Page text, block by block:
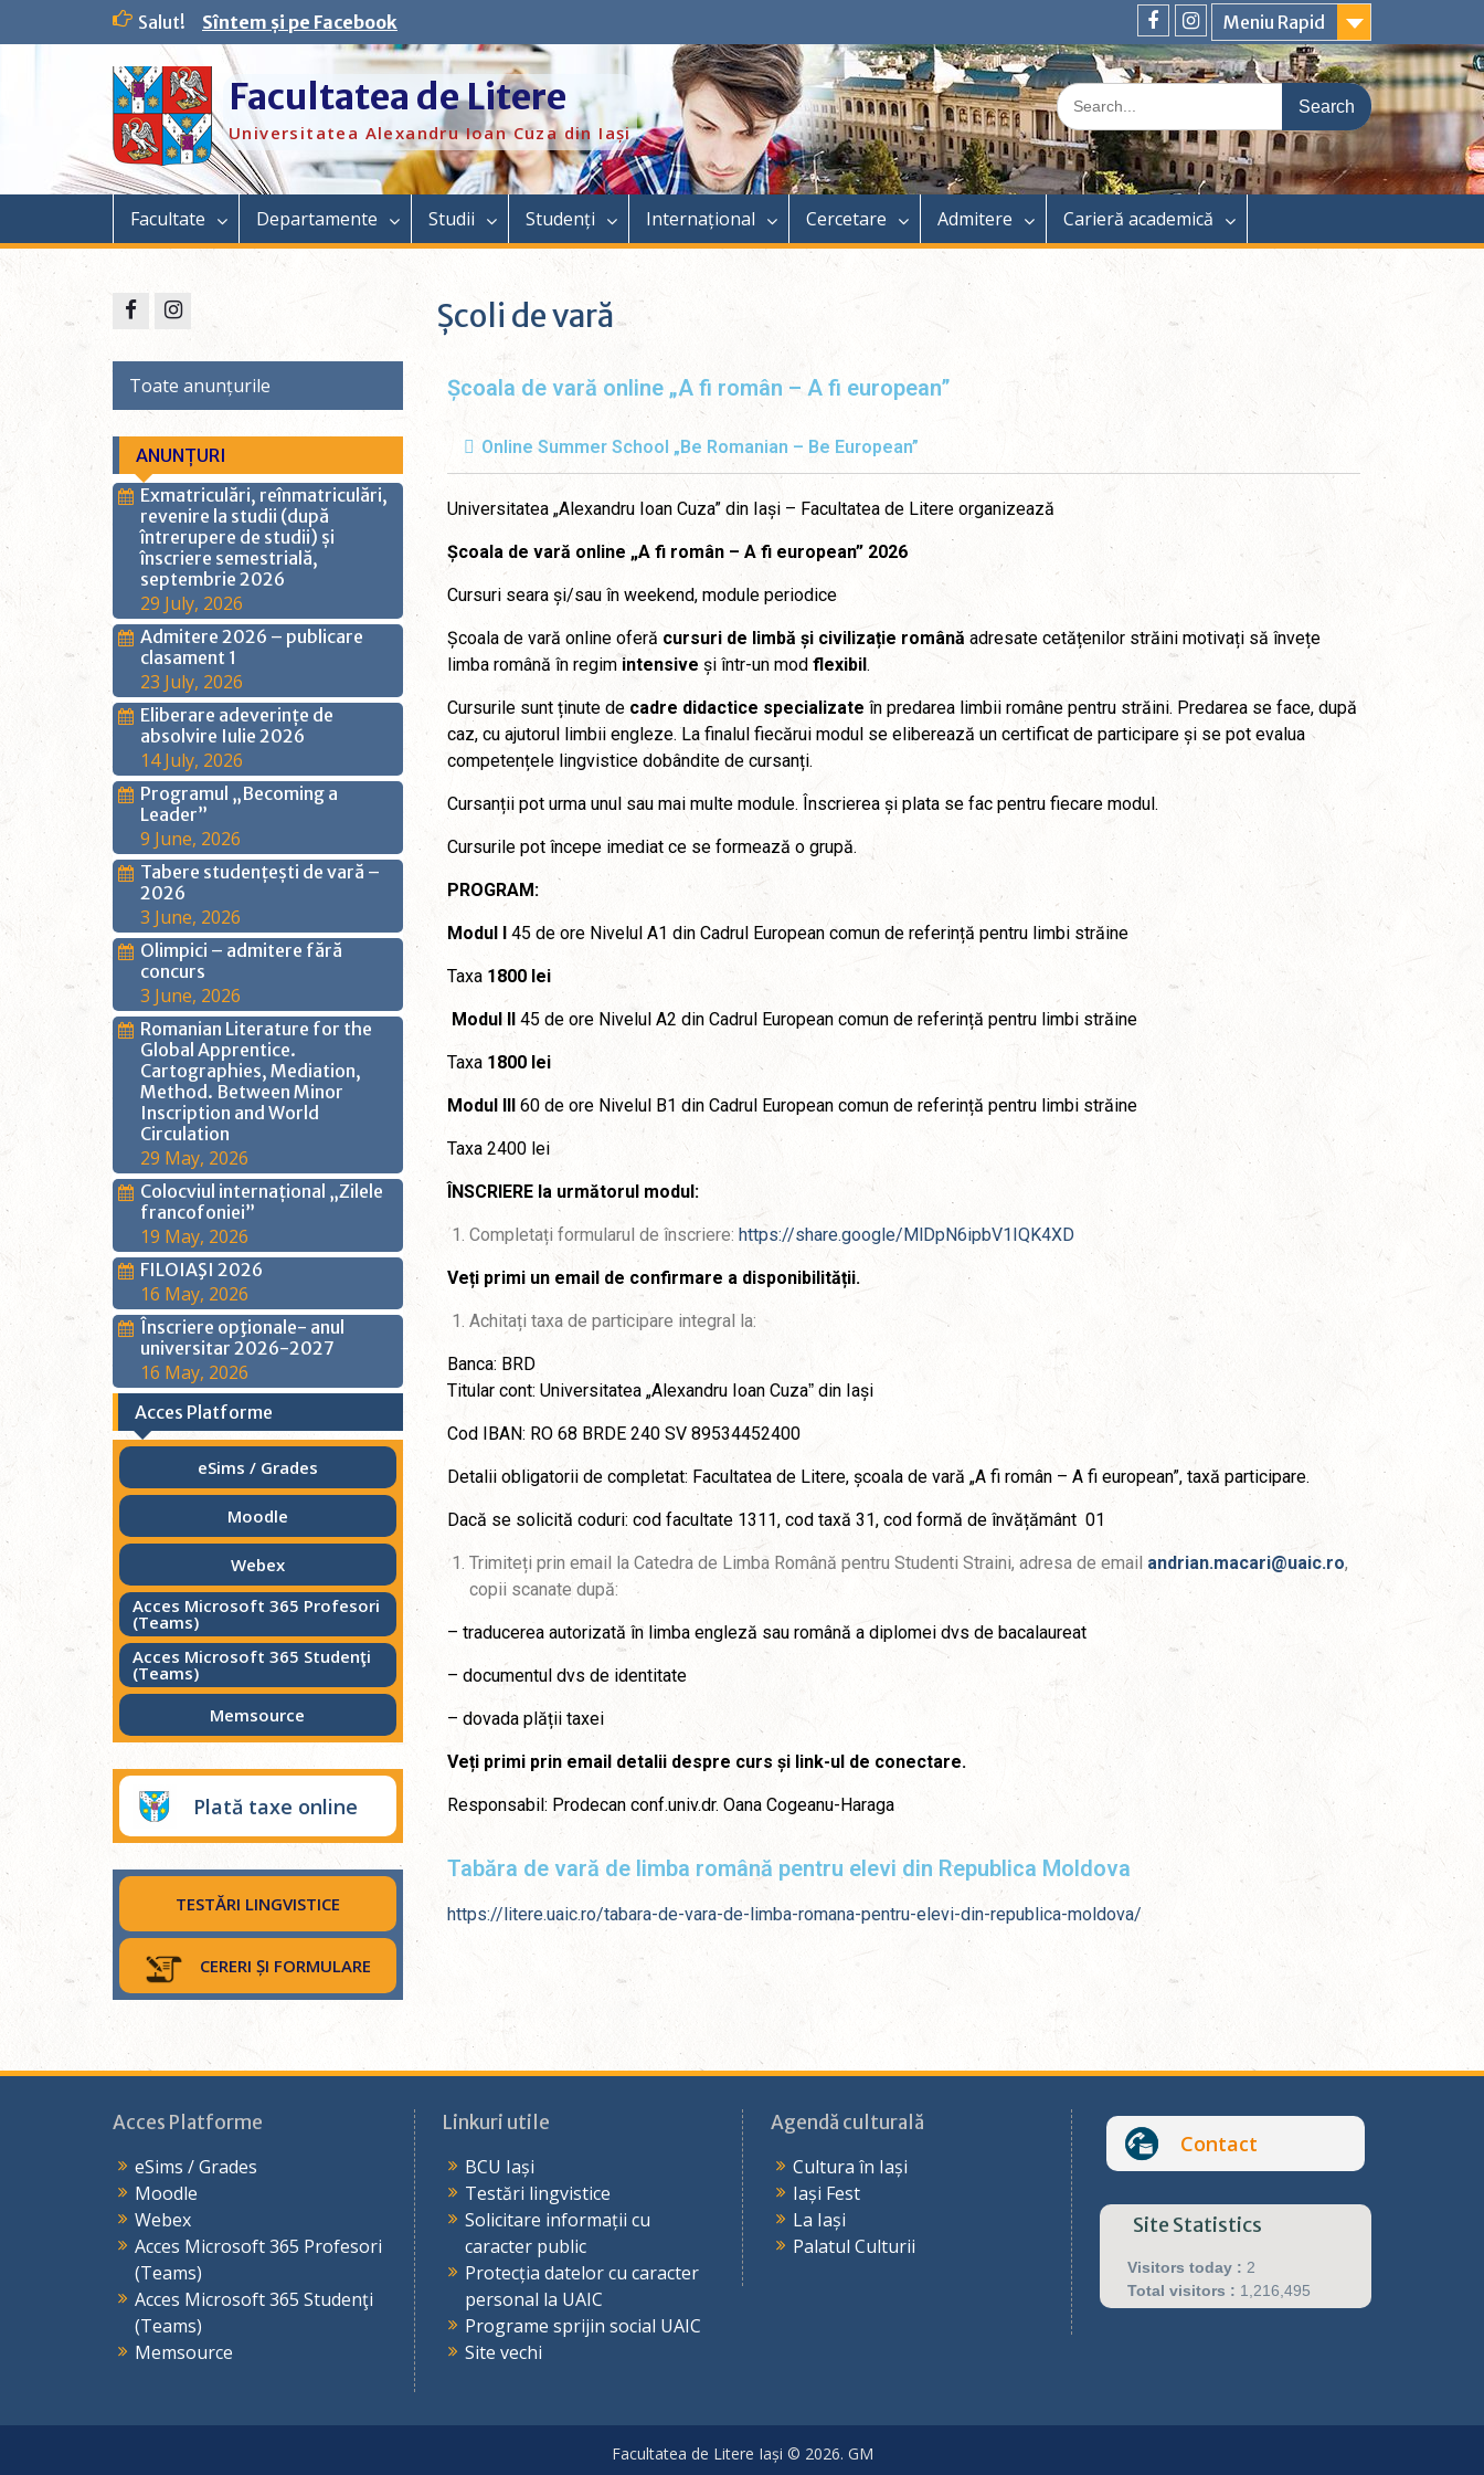
Salut! Sîntem și pe Facebook Meniu Rapid
Facultatea de Litere
Universitatea Alexandru Ioan Cuza din Iași
Facultate Departamente Studii Studenți Internațional Cercetare Admitere Carieră academică
Școli de vară
Școala de vară online „A fi român – A fi european”
Online Summer School „Be Romanian – Be European”
Universitatea „Alexandru Ioan Cuza” din Iași – Facultatea de Litere organizează
Școala de vară online „A fi român – A fi european” 2026
Cursuri seara și/sau în weekend, module periodice
Școala de vară online oferă cursuri de limbă și civilizație română adresate cetățenilor străini motivați să învețe
limba română în regim intensive și într-un mod flexibil.
Cursurile sunt ținute de cadre didactice specializate în predarea limbii române pentru străini. Predarea se face, după
caz, cu ajutorul limbii engleze. La finalul fiecărui modul se eliberează un certificat de participare și se pot evalua
competențele lingvistice dobândite de cursanți.
Cursanții pot urma unul sau mai multe module. Înscrierea și plata se fac pentru fiecare modul.
Cursurile pot începe imediat ce se formează o grupă.
PROGRAM:
Modul I 45 de ore Nivelul A1 din Cadrul European comun de referință pentru limbi străine
Taxa 1800 lei
Modul II 45 de ore Nivelul A2 din Cadrul European comun de referință pentru limbi străine
Taxa 1800 lei
Modul III 60 de ore Nivelul B1 din Cadrul European comun de referință pentru limbi străine
Taxa 2400 lei
ÎNSCRIERE la următorul modul:
Completați formularul de înscriere: https://share.google/MlDpN6ipbV1IQK4XD
Veți primi un email de confirmare a disponibilității.
Achitați taxa de participare integral la:
Banca: BRD
Titular cont: Universitatea „Alexandru Ioan Cuzaˮ din Iași
Cod IBAN: RO 68 BRDE 240 SV 89534452400
Detalii obligatorii de completat: Facultatea de Litere, școala de vară „A fi român – A fi european”, taxă participare.
Dacă se solicită coduri: cod facultate 1311, cod taxă 31, cod formă de învățământ 01
Trimiteți prin email la Catedra de Limba Română pentru Studenti Straini, adresa de email andrian.macari@uaic.ro,
copii scanate după:
– traducerea autorizată în limba engleză sau română a diplomei dvs de bacalaureat
– documentul dvs de identitate
– dovada plății taxei
Veți primi prin email detalii despre curs și link-ul de conectare.
Responsabil: Prodecan conf.univ.dr. Oana Cogeanu-Haraga
Tabăra de vară de limba română pentru elevi din Republica Moldova
https://litere.uaic.ro/tabara-de-vara-de-limba-romana-pentru-elevi-din-republica-moldova/
Toate anunțurile
ANUNȚURI
Exmatriculări, reînmatriculări,
revenire la studii (după
întrerupere de studii) și
înscriere semestrială,
septembrie 2026
29 July, 2026
Admitere 2026 – publicare
clasament 1
23 July, 2026
Eliberare adeverințe de
absolvire Iulie 2026
14 July, 2026
Programul „Becoming a
Leader”
9 June, 2026
Tabere studențești de vară –
2026
3 June, 2026
Olimpici – admitere fără
concurs
3 June, 2026
Romanian Literature for the
Global Apprentice.
Cartographies, Mediation,
Method. Between Minor
Inscription and World
Circulation
29 May, 2026
Colocviul internațional „Zilele
francofoniei”
19 May, 2026
FILOIAŞI 2026
16 May, 2026
Înscriere opţionale- anul
universitar 2026-2027
16 May, 2026
Acces Platforme
eSims / Grades
Moodle
Webex
Acces Microsoft 365 Profesori
(Teams)
Acces Microsoft 365 Studenţi
(Teams)
Memsource
Plată taxe online
TESTĂRI LINGVISTICE
CERERI ȘI FORMULARE
Acces Platforme
eSims / Grades
Moodle
Webex
Acces Microsoft 365 Profesori
(Teams)
Acces Microsoft 365 Studenţi
(Teams)
Memsource
Linkuri utile
BCU Iași
Testări lingvistice
Solicitare informații cu
caracter public
Protecția datelor cu caracter
personal la UAIC
Programe sprijin social UAIC
Site vechi
Agendă culturală
Cultura în Iași
Iași Fest
La Iași
Palatul Culturii
Contact
Site Statistics
Visitors today : 2
Total visitors : 1,216,495
Facultatea de Litere Iași © 2026. GM